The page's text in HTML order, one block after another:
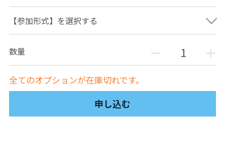
【参加形式】を選択する
数量
全てのオプションが在庫切れです。
申し込む
PARC田んぼお米販売
03人権を保障するのは誰か？
04パレスチナをどう学ぶ？教える？